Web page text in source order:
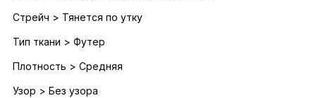
Стрейч > Тянется по утку
Тип ткани > Футер
Плотность > Средняя
Узор > Без узора